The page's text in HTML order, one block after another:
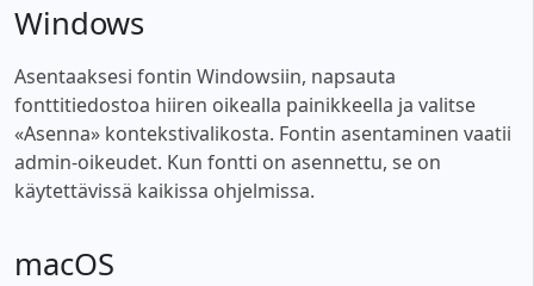
Windows
Asentaaksesi fontin Windowsiin, napsauta
fonttitiedostoa hiiren oikealla painikkeella ja valitse
«Asenna» kontekstivalikosta. Fontin asentaminen vaatii
admin-oikeudet. Kun fontti on asennettu, se on
käytettävissä kaikissa ohjelmissa.
macOS